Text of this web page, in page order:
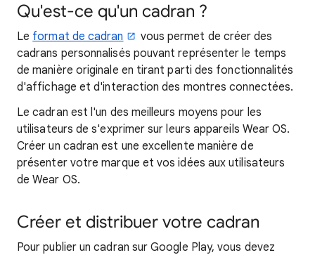
Qu'est-ce qu'un cadran ?
Le format de cadran
vous permet de créer des
cadrans personnalisés pouvant représenter le temps
de manière originale en tirant parti des fonctionnalités
d'affichage et d'interaction des montres connectées.
Le cadran est l'un des meilleurs moyens pour les
utilisateurs de s'exprimer sur leurs appareils Wear OS.
Créer un cadran est une excellente manière de
présenter votre marque et vos idées aux utilisateurs
de Wear OS.
Créer et distribuer votre cadran
Pour publier un cadran sur Google Play, vous devez